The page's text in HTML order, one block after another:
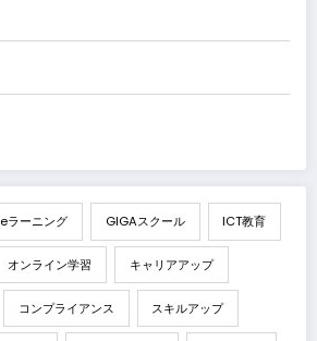
eラーニング GIGAスクール ICT教育
オンライン学習 キャリアアップ
コンプライアンス スキルアップ